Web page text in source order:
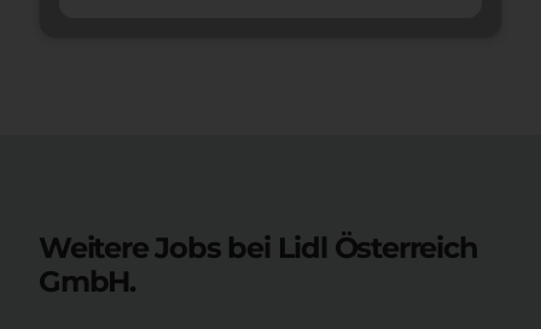
Weitere Jobs bei Lidl Österreich
GmbH.